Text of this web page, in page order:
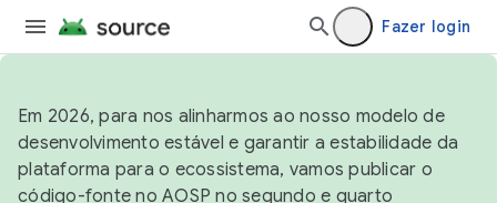
Fazer login
Em 2026, para nos alinharmos ao nosso modelo de
desenvolvimento estável e garantir a estabilidade da
plataforma para o ecossistema, vamos publicar o
código-fonte no AOSP no segundo e quarto